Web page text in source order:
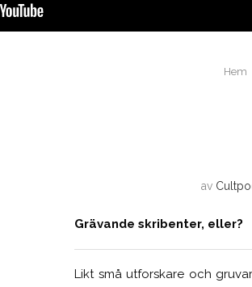
Hem
av
Grävande skribenter, eller?
Likt små utforskare och